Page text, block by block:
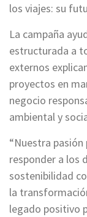
los viajes: su
La campaña
estructurada a
externos
proyectos en
negocio
ambiental y
“Nuestra
responder a los
sostenibilidad
la
legado positivo